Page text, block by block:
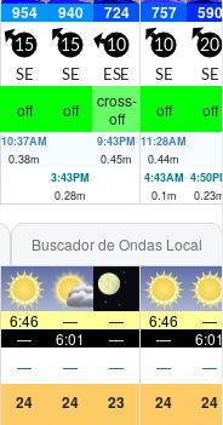
954 940 724 757 590
15
SE
15
SE
10
ESE
10
SE
20
SE
off off
cross-
off
off off
10:37AM
0.38m
9:43PM
0.45m
11:28AM
0.44m
3:43PM
0.28m
4:43AM
0.1m
0.23
Buscador de Ondas Local
6:46 — — 6:46
—
— 6:01 — — 6:01
— — — — —
24 24 23 24 24